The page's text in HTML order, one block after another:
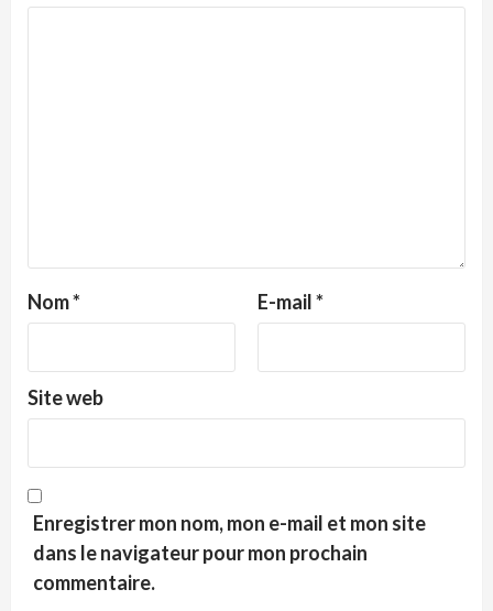
Nom* E-mail*
Site web
Enregistrer mon nom, mon e-mail et mon site
dans le navigateur pour mon prochain
commentaire.